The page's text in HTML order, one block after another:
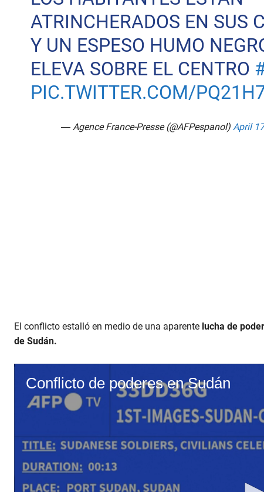
ATRINCHERADOS EN SUS
Y UN ESPESO HUMO
ELEVA SOBRE EL CENTRO
PIC.TWITTER.COM/
— Agence France-Presse (@AFPespanol) April
El conflicto estalló en medio de una aparente lucha de
de Sudán.